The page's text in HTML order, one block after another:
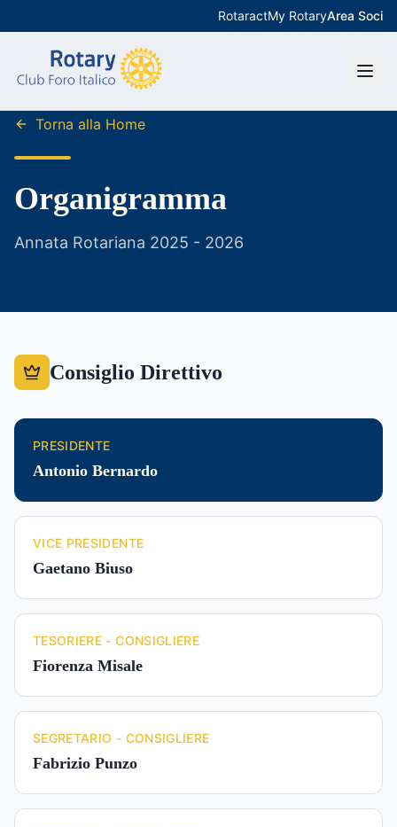
RotaractMy RotaryArea Soci
Torna alla Home
Organigramma
Annata Rotariana 2025 - 2026
Consiglio Direttivo
PRESIDENTE
Antonio Bernardo
VICE PRESIDENTE
Gaetano Biuso
TESORIERE - CONSIGLIERE
Fiorenza Misale
SEGRETARIO - CONSIGLIERE
Fabrizio Punzo